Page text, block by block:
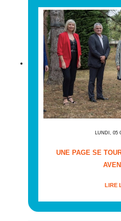
LUNDI, 05
UNE PAGE SE
LIRE